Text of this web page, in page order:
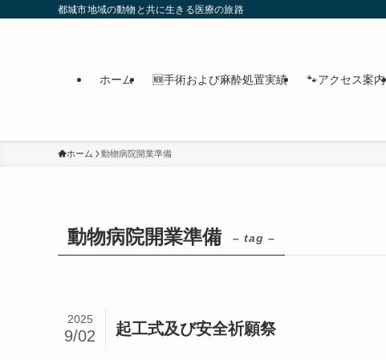
都城市地域の動物と共に生きる医療の旅路
ホーム 🆕手術および麻酔処置実績 🐾アクセス案内
ホーム 動物病院開業準備
動物病院開業準備 – tag –
起工式及び安全祈願祭
2025
9/02